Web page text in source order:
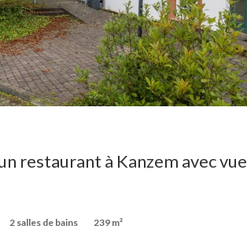
restaurant à Kanzem avec vue
2 salles de bains 239 m²